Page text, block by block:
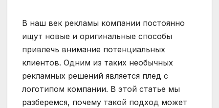
В наш век рекламы компании постоянно
ищут новые и оригинальные способы
привлечь внимание потенциальных
клиентов. Одним из таких необычных
рекламных решений является плед с
логотипом компании. В этой статье мы
разберемся, почему такой подход может